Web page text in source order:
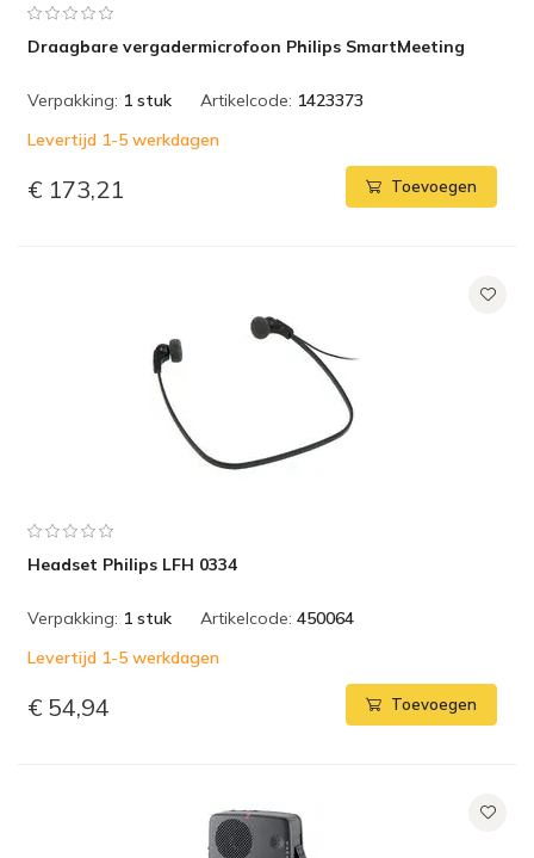
Draagbare vergadermicrofoon Philips SmartMeeting
Verpakking: 1 stuk Artikelcode: 1423373
Levertijd 1-5 werkdagen
€ 173,21 Toevoegen
Headset Philips LFH 0334
Verpakking: 1 stuk Artikelcode: 450064
Levertijd 1-5 werkdagen
€ 54,94 Toevoegen